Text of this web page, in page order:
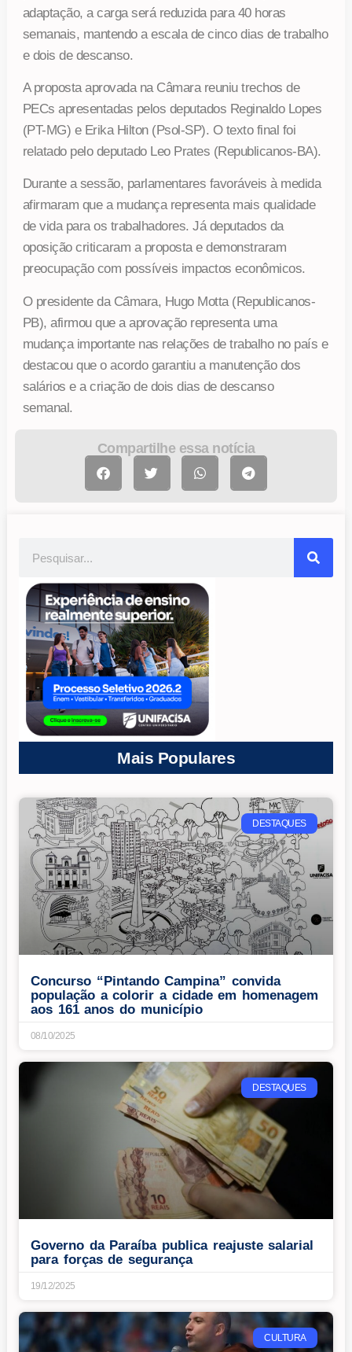
adaptação, a carga será reduzida para 40 horas
semanais, mantendo a escala de cinco dias de trabalho
e dois de descanso.
A proposta aprovada na Câmara reuniu trechos de
PECs apresentadas pelos deputados Reginaldo Lopes
(PT-MG) e Erika Hilton (Psol-SP). O texto final foi
relatado pelo deputado Leo Prates (Republicanos-BA).
Durante a sessão, parlamentares favoráveis à medida
afirmaram que a mudança representa mais qualidade
de vida para os trabalhadores. Já deputados da
oposição criticaram a proposta e demonstraram
preocupação com possíveis impactos econômicos.
O presidente da Câmara, Hugo Motta (Republicanos-
PB), afirmou que a aprovação representa uma
mudança importante nas relações de trabalho no país e
destacou que o acordo garantiu a manutenção dos
salários e a criação de dois dias de descanso
semanal.
Compartilhe essa notícia
Mais Populares
DESTAQUES
Concurso “Pintando Campina” convida
população a colorir a cidade em homenagem
aos 161 anos do município
08/10/2025
DESTAQUES
Governo da Paraíba publica reajuste salarial
para forças de segurança
19/12/2025
CULTURA